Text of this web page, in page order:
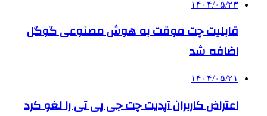
۱۴۰۴/۰۵/۲۳
قابلیت چت موقت به هوش مصنوعی گوگل
اضافه شد
۱۴۰۴/۰۵/۲۱
اعتراض کاربران آپدیت چت جی پی تی را لغو کرد